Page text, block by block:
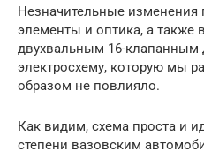
Незначительные изменения
элементы и оптика, а также
двухвальным 16-клапанным
электросхему, которую мы
образом не повлияло.
Как видим, схема проста и
степени вазовским